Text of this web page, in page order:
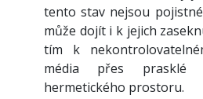
tento stav nejsou
může dojít i k jejich
tím k
média přes prasklé
hermetického prostoru.